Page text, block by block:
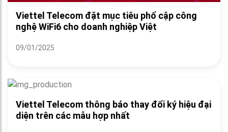
Viettel Telecom đặt mục tiêu phổ cập công
nghệ WiFi6 cho doanh nghiệp Việt
09/01/2025
Viettel Telecom thông báo thay đổi ký hiệu đại
diện trên các mẫu hợp nhất